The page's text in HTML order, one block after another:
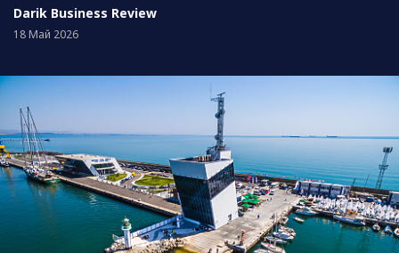
Darik Business Review
18 Май 2026